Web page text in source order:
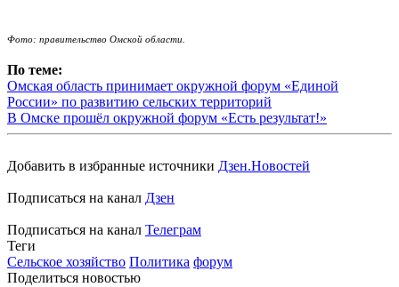
Фото: правительство Омской области.
По теме:
Омская область принимает окружной форум «Единой
России» по развитию сельских территорий
В Омске прошёл окружной форум «Есть результат!»
Добавить в избранные источники Дзен.Новостей
Подписаться на канал Дзен
Подписаться на канал Телеграм
Теги
Сельское хозяйство Политика форум
Поделиться новостью